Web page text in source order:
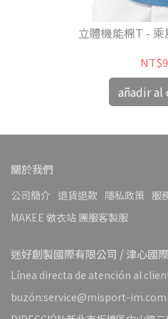
立體機能棉T -
añadir al
關於我們
公司簡介 退貨退款 隱私政策 服
MAKEE 做衣站 團服客製服
迷好創製國際有限公司 / 津心國
Línea directa de atención al
buzón:service@misport-im.com